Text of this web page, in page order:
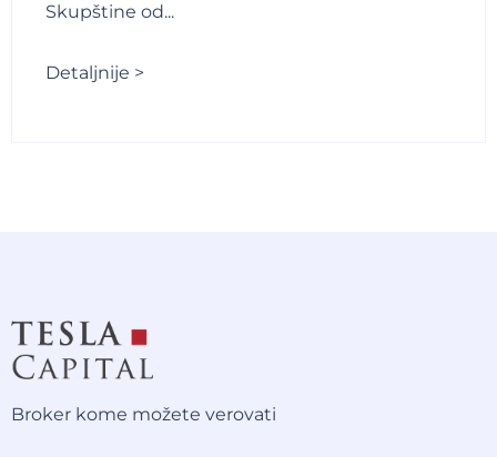
Skupštine od...
Detaljnije >
Broker kome možete verovati